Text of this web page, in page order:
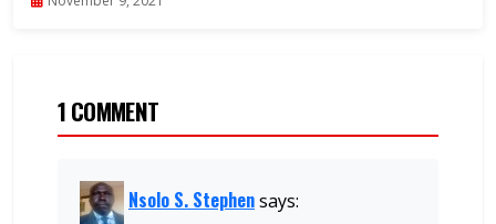
1 COMMENT
Nsolo S. Stephensays: